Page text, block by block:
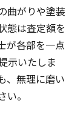
曲がりや塗装
態は査定額を
が各部を一点
示いたしま
、無理に磨い
。